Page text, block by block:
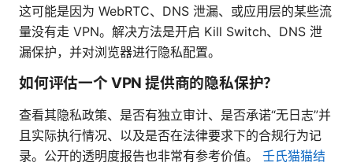
这可能是因为 WebRTC、DNS 泄漏、或应用层的某些流
量没有走 VPN。解决方法是开启 Kill Switch、DNS 泄
漏保护，并对浏览器进行隐私配置。
如何评估一个 VPN 提供商的隐私保护？
查看其隐私政策、是否有独立审计、是否承诺“无日志”并
且实际执行情况、以及是否在法律要求下的合规行为记
录。公开的透明度报告也非常有参考价值。 壬氏猫猫结